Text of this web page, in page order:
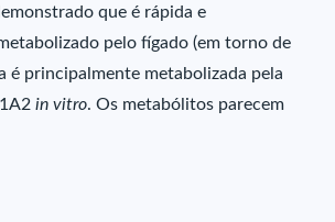
que é rápida e
pelo fígado (em torno de
é principalmente metabolizada pela
in vitro. Os metabólitos parecem